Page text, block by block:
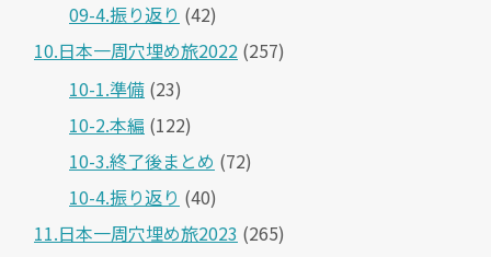
09-4.振り返り (42)
10.日本一周穴埋め旅2022 (257)
10-1.準備 (23)
10-2.本編 (122)
10-3.終了後まとめ (72)
10-4.振り返り (40)
11.日本一周穴埋め旅2023 (265)